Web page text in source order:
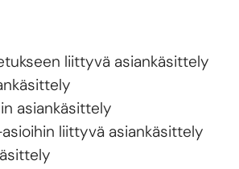
liittyvä asiankäsittely
asiankäsittely
liittyvä asiankäsittely